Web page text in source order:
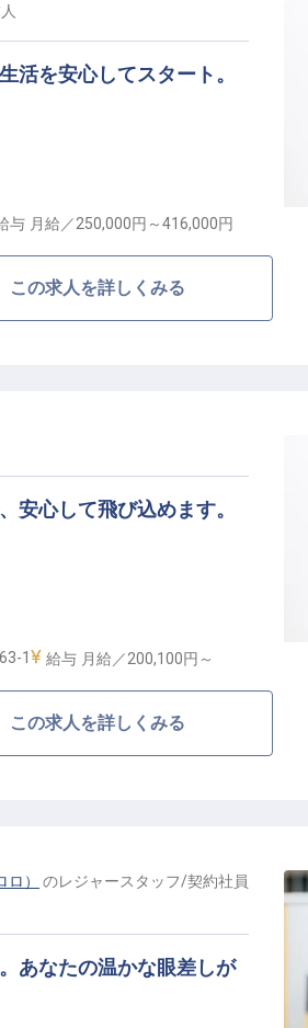
温かいおもてなしの心を大切
昇給で、あなたの頑張りを
みで月8,000円から13,000円
活を安心してスタート。
を提供するお仕事です。
様の笑顔のために心を込めて
育児休暇制度など、ライフイ
ます。
与 月給／250,000円～416,000円
この求人を詳しくみる
安心して飛び込めます。
自然に囲まれた場所で、お客
おりますので、遠方からのご
1 給与 月給／200,100円～
この求人を詳しくみる
） のレジャースタッフ/契約社員
あなたの温かな眼差しが